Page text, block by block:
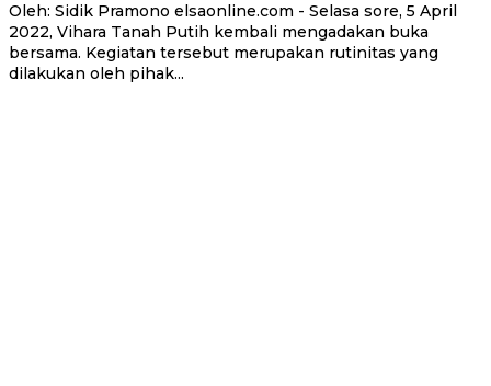
Oleh: Sidik Pramono elsaonline.com - Selasa sore, 5 April
2022, Vihara Tanah Putih kembali mengadakan buka
bersama. Kegiatan tersebut merupakan rutinitas yang
dilakukan oleh pihak...